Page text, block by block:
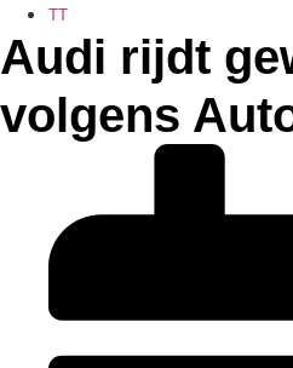
TT
Audi rijdt
volgens